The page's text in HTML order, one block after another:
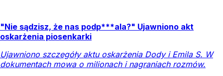
"Nie sądzisz, że nas podp***ala?" Ujawniono akt
oskarżenia piosenkarki
Ujawniono szczegóły aktu oskarżenia Dody i Emila S. W
dokumentach mowa o milionach i nagraniach rozmów.